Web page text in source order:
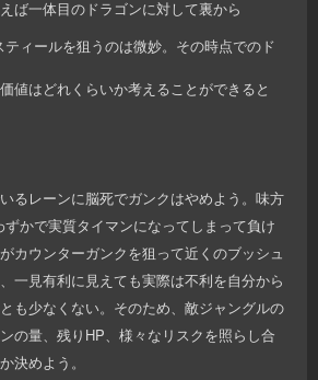
ば一体目のドラゴンに対して裏から
ティールを狙うのは微妙。その時点でのド
値はどれくらいか考えることができると
るレーンに脳死でガンクはやめよう。味方
かで実質タイマンになってしまって負け
カウンターガンクを狙って近くのブッシュ
一見有利に見えても実際は不利を自分から
も少なくない。そのため、敵ジャングルの
の量、残りHP、様々なリスクを照らし合
決めよう。